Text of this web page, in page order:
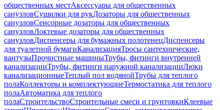
общественных местАксессуары для общественных
санузловСушилки для рукДозаторы для общественных
санузловСенсорные дозаторы для общественных
санузловЛоктевые дозаторы для общественных
санузловДиспенсеры для бумажных полотенецДиспенсеры
для туалетной бумагиКанализацияТросы сантехнические,
вантузыПрочистные машиныТрубы, фитинги внутренней
канализацииТрубы, фитинги наружной канализацииЛюки
канализационныеТеплый пол водянойТрубы для теплого
полаКоллекторы и комплектующиеТермостатика для теплого
полаАвтоматика для теплого
полаСтроительствоСтроительные смеси и грунтовкиКлеевые